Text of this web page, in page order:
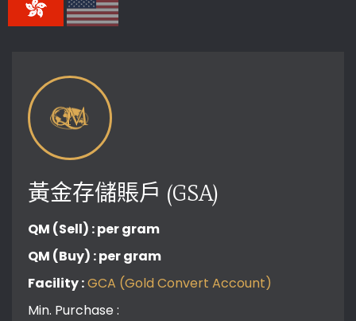
黃金存儲賬戶 (GSA)
QM (Sell) :per gram
QM (Buy) :per gram
Facility :GCA (Gold Convert Account)
Min. Purchase :